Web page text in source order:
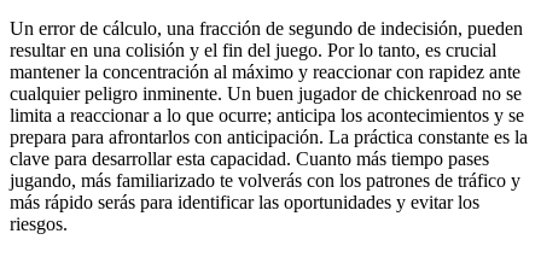
Un error de cálculo, una fracción de segundo de indecisión, pueden
resultar en una colisión y el fin del juego. Por lo tanto, es crucial
mantener la concentración al máximo y reaccionar con rapidez ante
cualquier peligro inminente. Un buen jugador de chickenroad no se
limita a reaccionar a lo que ocurre; anticipa los acontecimientos y se
prepara para afrontarlos con anticipación. La práctica constante es la
clave para desarrollar esta capacidad. Cuanto más tiempo pases
jugando, más familiarizado te volverás con los patrones de tráfico y
más rápido serás para identificar las oportunidades y evitar los
riesgos.